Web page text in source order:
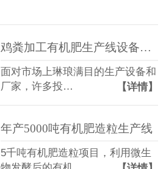
鸡粪加工有机肥生产线设备厂家怎么选？
面对市场上琳琅满目的生产设备和
厂家，许多投…
【详情】
年产5000吨有机肥造粒生产线
5千吨有机肥造粒项目，利用微生